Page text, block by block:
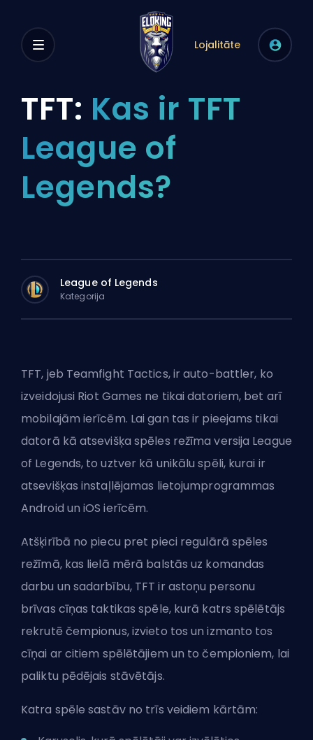
Lojalitāte
TFT: Kas ir TFT
League of
Legends?
League of Legends
Kategorija
TFT, jeb Teamfight Tactics, ir auto-battler, ko
izveidojusi Riot Games ne tikai datoriem, bet arī
mobilajām ierīcēm. Lai gan tas ir pieejams tikai
datorā kā atsevišķa spēles režīma versija League
of Legends, to uztver kā unikālu spēli, kurai ir
atsevišķas instaļlējamas lietojumprogrammas
Android un iOS ierīcēm.
Atšķirībā no piecu pret pieci regulārā spēles
režīmā, kas lielā mērā balstās uz komandas
darbu un sadarbību, TFT ir astoņu personu
brīvas cīņas taktikas spēle, kurā katrs spēlētājs
rekrutē čempionus, izvieto tos un izmanto tos
cīņai ar citiem spēlētājiem un to čempioniem, lai
paliktu pēdējais stāvētājs.
Katra spēle sastāv no trīs veidiem kārtām: